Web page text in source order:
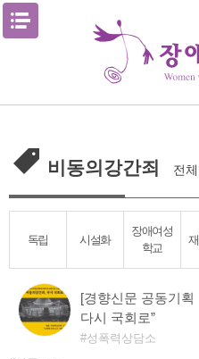
Skip
비동의강간죄 전
독립 시설화
장애여성
학교
[경향신문 공동기
다시 국회로”
성폭력상담소